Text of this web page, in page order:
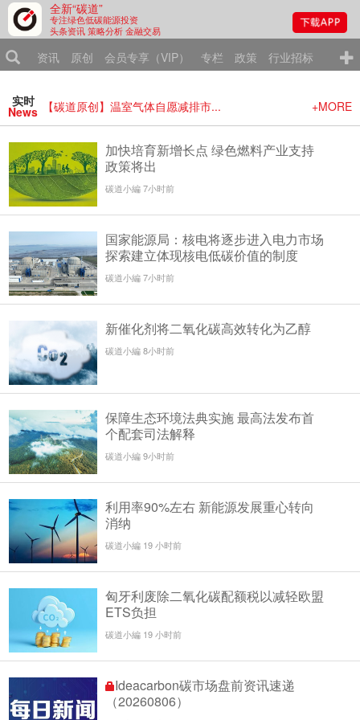
全新“碳道”
专注绿色低碳能源投资
头条资讯 策略分析 金融交易
资讯 原创 会员专享（VIP） 专栏 政策 行业招标 活动
实时
News 【碳道原创】温室气体自愿减排市... +MORE
加快培育新增长点 绿色燃料产业支持
政策将出
碳道小編 7小时前
国家能源局：核电将逐步进入电力市场
探索建立体现核电低碳价值的制度
碳道小編 7小时前
新催化剂将二氧化碳高效转化为乙醇
碳道小編 8小时前
保障生态环境法典实施 最高法发布首
个配套司法解释
碳道小編 9小时前
利用率90%左右 新能源发展重心转向
消纳
碳道小編 19 小时前
匈牙利废除二氧化碳配额税以减轻欧盟
ETS负担
碳道小編 19 小时前
Ideacarbon碳市场盘前资讯速递
（20260806）